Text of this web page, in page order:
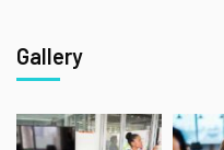
Gallery